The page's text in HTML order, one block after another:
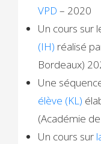
VPD – 2020
Un cours sur
(IH) réalisé
Bordeaux)
Une
élève (KL)
(Académie
Un cours sur